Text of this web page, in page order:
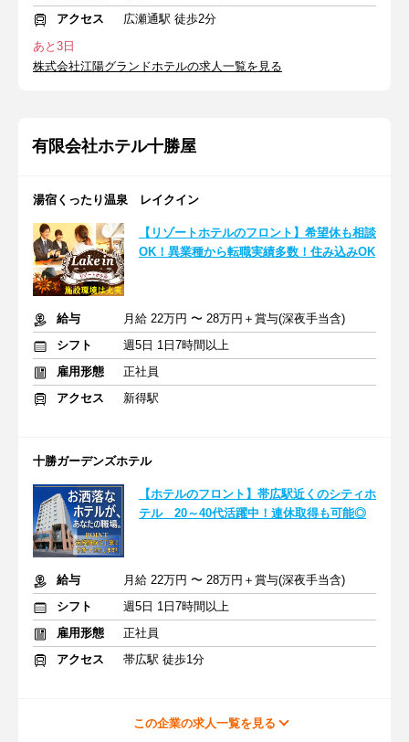
アクセス
広瀬通駅 徒歩2分
あと3日
株式会社江陽グランドホテルの求人一覧を見る
有限会社ホテル十勝屋
湯宿くったり温泉 レイクイン
【リゾートホテルのフロント】希望休も相談
OK！異業種から転職実績多数！住み込みOK
給与
月給 22万円 〜 28万円＋賞与(深夜手当含)
シフト
週5日 1日7時間以上
雇用形態
正社員
アクセス
新得駅
十勝ガーデンズホテル
【ホテルのフロント】帯広駅近くのシティホ
テル 20～40代活躍中！連休取得も可能◎
給与
月給 22万円 〜 28万円＋賞与(深夜手当含)
シフト
週5日 1日7時間以上
雇用形態
正社員
アクセス
帯広駅 徒歩1分
この企業の求人一覧を見る